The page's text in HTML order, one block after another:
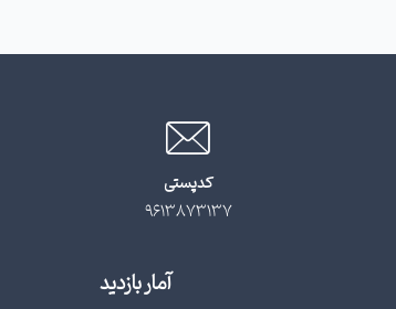
کدپستی
9613873137
آمار بازدید